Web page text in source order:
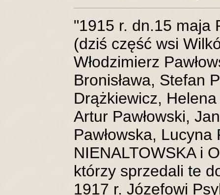
"1915 r. dn.15 maja
(dziś część wsi
Włodzimierz
Bronisława, Stefan
Drążkiewicz,
Artur Pawłowski,
Pawłowska, Lucyna
NIENALTOWSKA i
którzy sprzedali te
1917 r. Józefowi